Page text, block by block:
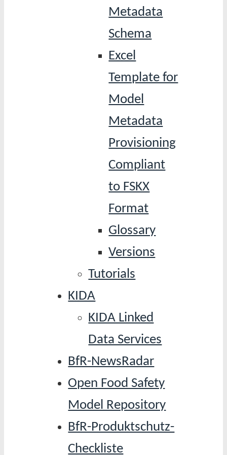
Metadata
Schema
Excel
Template for
Model
Metadata
Provisioning
Compliant
to FSKX
Format
Glossary
Versions
Tutorials
KIDA
KIDA Linked
Data Services
BfR-NewsRadar
Open Food Safety
Model Repository
BfR-Produktschutz-
Checkliste